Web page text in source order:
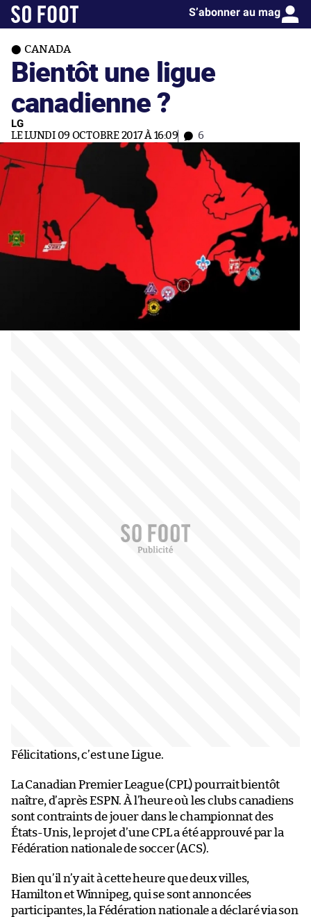
S’abonner au mag
CANADA
Bientôt une ligue
canadienne ?
LG
LE LUNDI 09 OCTOBRE 2017 À 16:09 6
Félicitations, c’est une Ligue.
La Canadian Premier League (CPL) pourrait bientôt
naître, d’après ESPN. À l’heure où les clubs canadiens
sont contraints de jouer dans le championnat des
États-Unis, le projet d’une CPL a été approuvé par la
Fédération nationale de soccer (ACS).
Bien qu’il n’y ait à cette heure que deux villes,
Hamilton et Winnipeg, qui se sont annoncées
participantes, la Fédération nationale a déclaré via son